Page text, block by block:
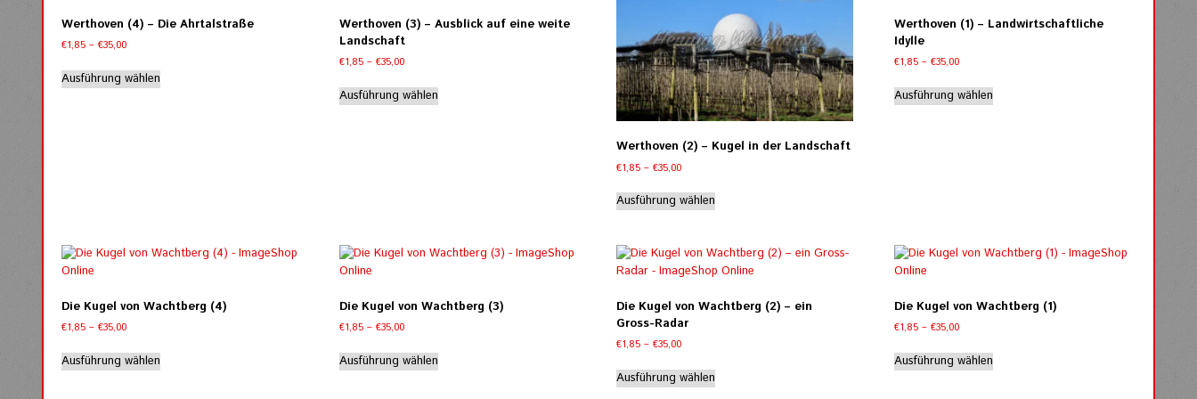
Optionen
auf
der
werden
Die
Optionen
können
auf
der
Produktseite
gewählt
werden
gewählt
werden
Werthoven (4) – Die Ahrtalstraße
€1,85 – €35,00Preisspanne:
bis
€35,00
Ausführung wählen
Dieses
Produkt
der
Produktseite
werden
Werthoven (3) – Ausblick auf eine weite
Landschaft
€1,85 – €35,00Preisspanne:
bis
€35,00
Ausführung wählen
Dieses
Produkt
auf
der
gewählt
werden
Werthoven (2) – Kugel in der Landschaft
€1,85 –€35,00Preisspanne:
bis
€35,00
Ausführung wählen
Dieses
Produkt
Varianten
auf.
Optionen
der
Produktseite
Werthoven (1) – Landwirtschaftliche
Idylle
€1,85 –€35,00Preisspanne:
bis
€35,00
Ausführung wählen
Dieses
Produkt
auf
der
gewählt
werden
Die Kugel von Wachtberg (4)
€1,85 – €35,00Preisspanne:
bis
€35,00
Ausführung wählen
Die Kugel von Wachtberg (3)
€1,85 – €35,00Preisspanne:
bis
€35,00
Ausführung wählenProdukt
Die Kugel von Wachtberg (2) – ein
Gross-Radar
€1,85 –€35,00Preisspanne:
bis
€35,00
Ausführung wählen
Die Kugel von Wachtberg (1)
€1,85 –€35,00Preisspanne:
bis
€35,00
Ausführung wählen